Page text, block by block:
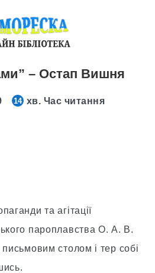
– Остап Вишня
14 хв. Час читання
та агітації
пароплавства О. А. В.
столом і тер собі